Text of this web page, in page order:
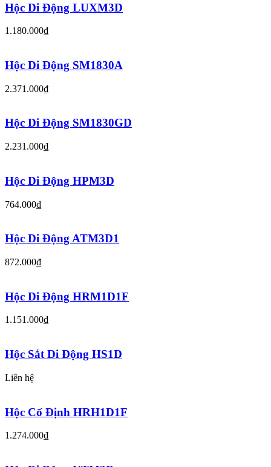
Hộc Di Động LUXM3D
1.180.000₫
Hộc Di Động SM1830A
2.371.000₫
Hộc Di Động SM1830GD
2.231.000₫
Hộc Di Động HPM3D
764.000₫
Hộc Di Động ATM3D1
872.000₫
Hộc Di Động HRM1D1F
1.151.000₫
Hộc Sắt Di Động HS1D
Liên hệ
Hộc Cố Định HRH1D1F
1.274.000₫